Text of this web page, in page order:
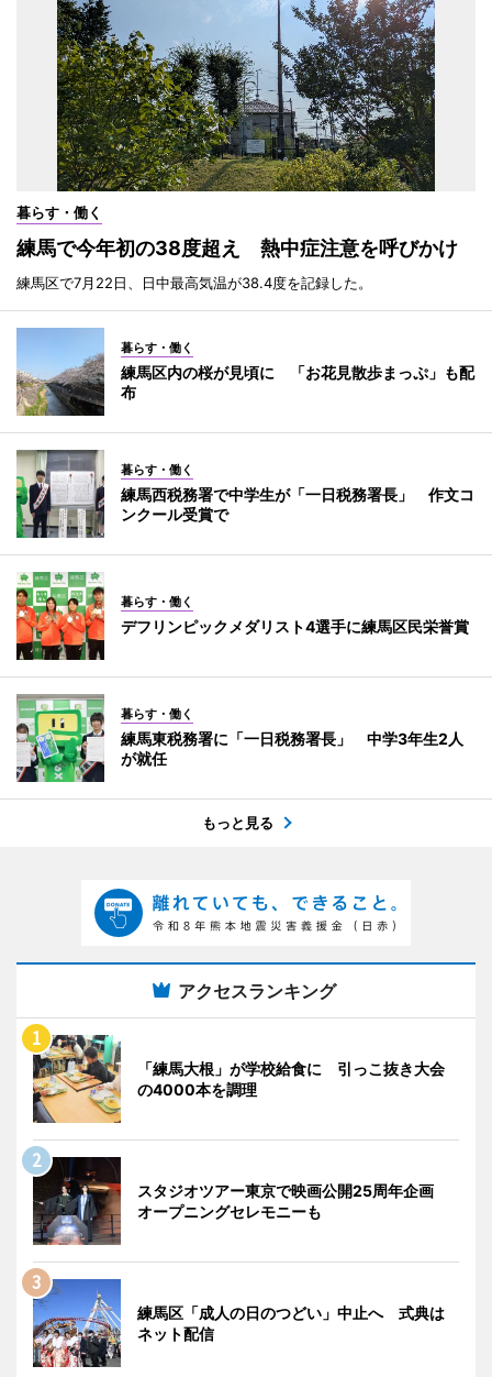
暮らす・働く
練馬で今年初の38度超え 熱中症注意を呼びかけ
練馬区で7月22日、日中最高気温が38.4度を記録した。
暮らす・働く
練馬区内の桜が見頃に 「お花見散歩まっぷ」も配
布
暮らす・働く
練馬西税務署で中学生が「一日税務署長」 作文コ
ンクール受賞で
暮らす・働く
デフリンピックメダリスト4選手に練馬区民栄誉賞
暮らす・働く
練馬東税務署に「一日税務署長」 中学3年生2人
が就任
もっと見る
アクセスランキング
「練馬大根」が学校給食に 引っこ抜き大会
の4000本を調理
スタジオツアー東京で映画公開25周年企画
オープニングセレモニーも
練馬区「成人の日のつどい」中止へ 式典は
ネット配信